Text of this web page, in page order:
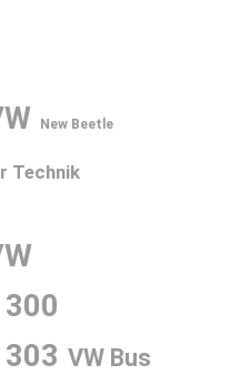
New Beetle
Technik
VW Bus